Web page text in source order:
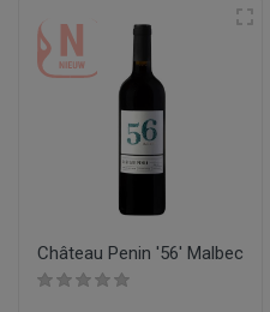
Château Penin '56' Malbec